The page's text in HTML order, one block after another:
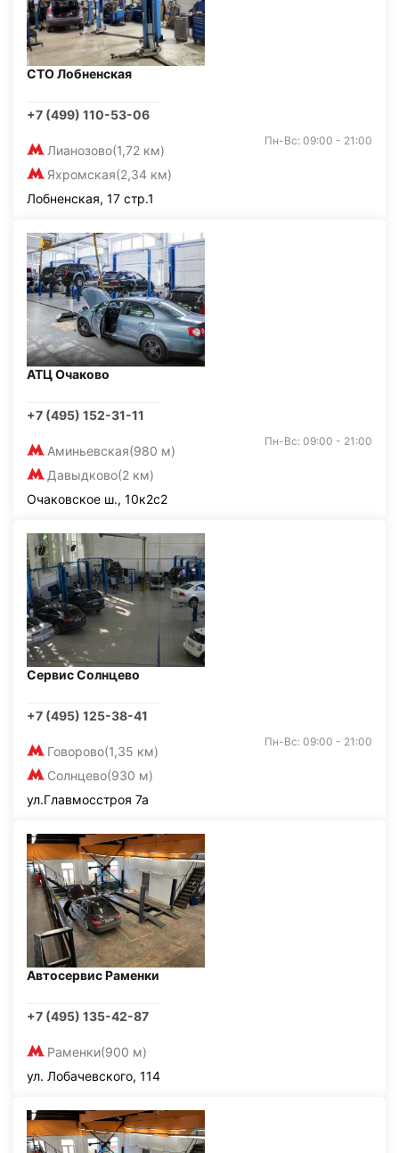
СТО Лобненская
+7 (499) 110-53-06
Лианозово(1,72 км)
Яхромская(2,34 км)
Пн-Вс: 09:00 - 21:00
Лобненская, 17 стр.1
АТЦ Очаково
+7 (495) 152-31-11
Аминьевская(980 м)
Давыдково(2 км)
Пн-Вс: 09:00 - 21:00
Очаковское ш., 10к2с2
Сервис Солнцево
+7 (495) 125-38-41
Говорово(1,35 км)
Солнцево(930 м)
Пн-Вс: 09:00 - 21:00
ул.Главмосстроя 7а
Автосервис Раменки
+7 (495) 135-42-87
Раменки(900 м)
ул. Лобачевского, 114